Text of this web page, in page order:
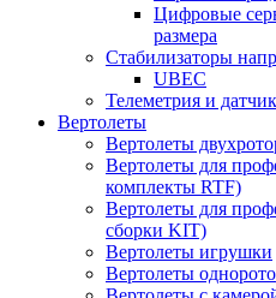
Цифровые
размера
Стабилизаторы
UBEC
Телеметрия и
Вертолеты
Вертолеты
Вертолеты для
комплекты RTF)
Вертолеты для
сборки KIT)
Вертолеты игрушки
Вертолеты